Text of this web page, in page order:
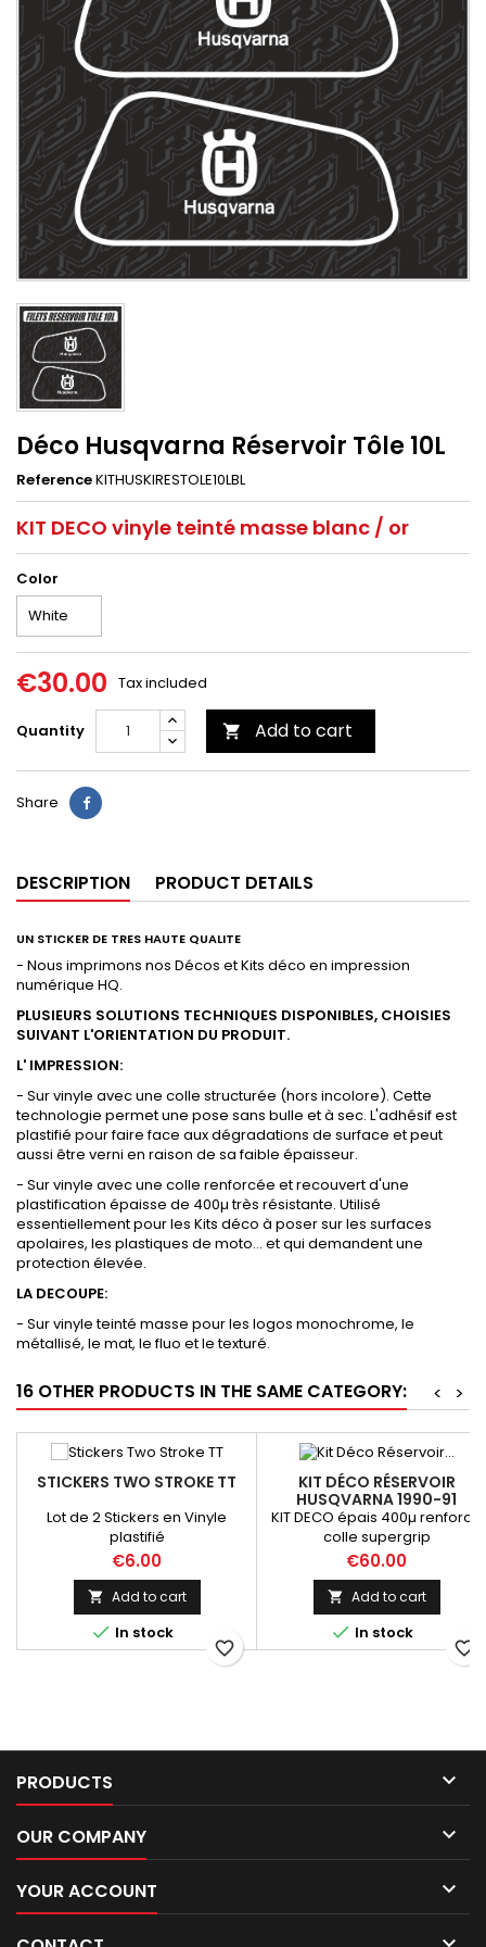
Déco Husqvarna Réservoir Tôle 10L
ReferenceKITHUSKIRESTOLE10LBL
KIT DECO vinyle teinté masse blanc / or
Color
€30.00 Tax included
Quantity  Add to cart
Share
DESCRIPTION PRODUCT DETAILS
UN STICKER DE TRES HAUTE QUALITE
- Nous imprimons nos Décos et Kits déco en impression
numérique HQ.
PLUSIEURS SOLUTIONS TECHNIQUES DISPONIBLES, CHOISIES
SUIVANT L'ORIENTATION DU PRODUIT.
L' IMPRESSION:
- Sur vinyle avec une colle structurée (hors incolore). Cette
technologie permet une pose sans bulle et à sec. L'adhésif est
plastifié pour faire face aux dégradations de surface et peut
aussi être verni en raison de sa faible épaisseur.
- Sur vinyle avec une colle renforcée et recouvert d'une
plastification épaisse de 400µ très résistante. Utilisé
essentiellement pour les Kits déco à poser sur les surfaces
apolaires, les plastiques de moto... et qui demandent une
protection élevée.
LA DECOUPE:
- Sur vinyle teinté masse pour les logos monochrome, le
métallisé, le mat, le fluo et le texturé.
16 OTHER PRODUCTS IN THE SAME CATEGORY: >
<
STICKERS TWO STROKE TT
Lot de 2 Stickers en Vinyle
plastifié
Price
€6.00
 Add to cart
 In stock
favorite_border
KIT DÉCO RÉSERVOIR
HUSQVARNA 1990-91
KIT DECO épais 400µ renforcé
colle supergrip
Price
€60.00
 Add to cart
 In stock
favorite_border
PRODUCTS 
OUR COMPANY 
YOUR ACCOUNT 